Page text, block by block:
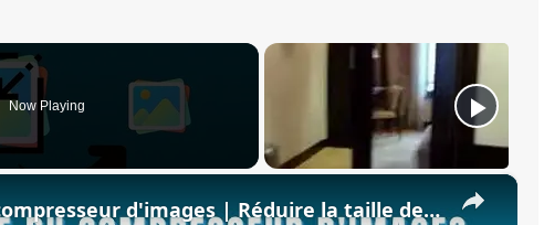
Now Playing
×
Guide du compresseur d'images | Réduire la taille de l'image en ligne (Guide facile)